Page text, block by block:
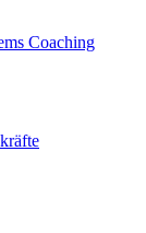
Coaching